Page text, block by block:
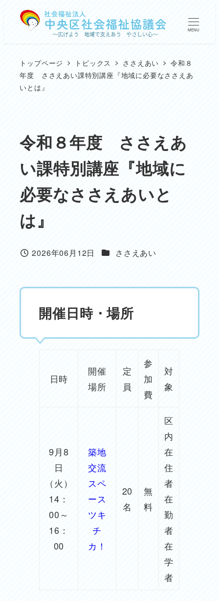
MENU
トップページ トピックス ささえあい
令和８
年度 ささえあい課特別講座『地域に必要なささえあ
いとは』
令和８年度 ささえあ
い課特別講座『地域に
必要なささえあいと
は』
投稿日
2026年06月12日 カテゴリー
ささえあい
開催日時・場所
日時
開催
場所
定
員
参
加
費
対
象
9月8
日
（火）
14：
00～
16：
00
築地
交流
スペ
ース
ツキ
チ
カ！
20
名
無
料
区
内
在
住
者
在
勤
者
在
学
者